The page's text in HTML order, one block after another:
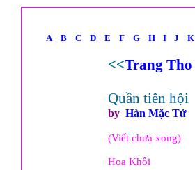
A B C D E F G H I J K
<<Trang Tho
Quần tiên hội
by Hàn Mặc Tử
(Viết chưa xong)
Hoa Khôi